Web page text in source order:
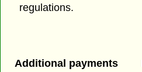
regulations.
Additional payments